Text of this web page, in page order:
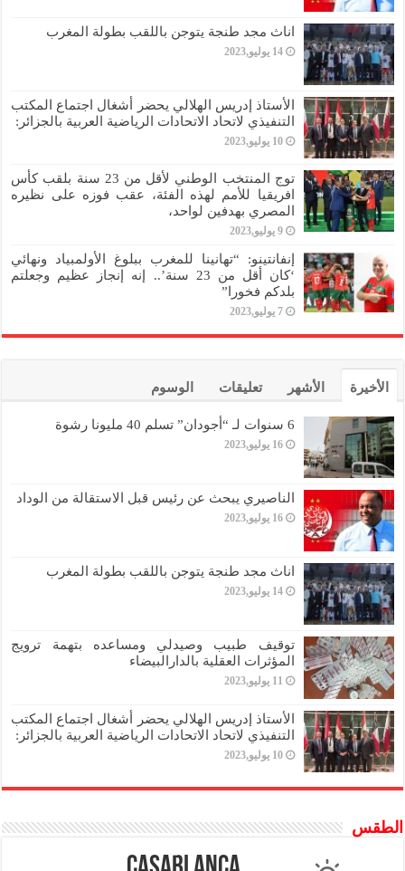
اناث مجد طنجة يتوجن باللقب بطولة المغرب
14 يوليو,2023
الأستاذ إدريس الهلالي يحضر أشغال اجتماع المكتب
التنفيذي لاتحاد الاتحادات الرياضية العربية بالجزائر:
10 يوليو,2023
توج المنتخب الوطني لأقل من 23 سنة بلقب كأس
افريقيا للأمم لهذه الفئة، عقب فوزه على نظيره
المصري بهدفين لواحد،
9 يوليو,2023
إنفانتينو: “تهانينا للمغرب ببلوغ الأولمبياد ونهائي
‘كان أقل من 23 سنة’.. إنه إنجاز عظيم وجعلتم
بلدكم فخورا”
7 يوليو,2023
الأخيرة الأشهر تعليقات الوسوم
6 سنوات لـ “أجودان” تسلم 40 مليونا رشوة
16 يوليو,2023
الناصيري يبحث عن رئيس قبل الاستقالة من الوداد
16 يوليو,2023
اناث مجد طنجة يتوجن باللقب بطولة المغرب
14 يوليو,2023
توقيف طبيب وصيدلي ومساعده بتهمة ترويج
المؤثرات العقلية بالدارالبيضاء
11 يوليو,2023
الأستاذ إدريس الهلالي يحضر أشغال اجتماع المكتب
التنفيذي لاتحاد الاتحادات الرياضية العربية بالجزائر:
10 يوليو,2023
الطقس